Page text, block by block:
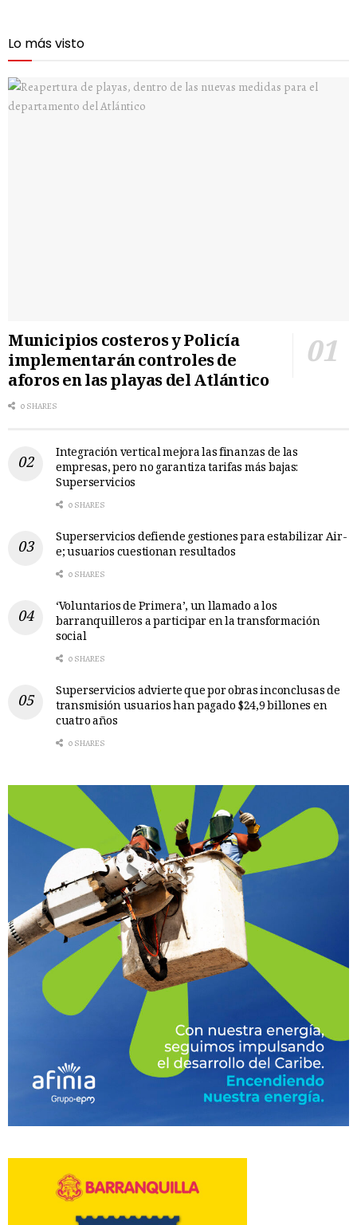
Lo más visto
Municipios costeros y Policía
implementarán controles de
aforos en las playas del Atlántico
0 SHARES
Integración vertical mejora las finanzas de las
empresas, pero no garantiza tarifas más bajas:
Superservicios
0 SHARES
Superservicios defiende gestiones para estabilizar Air-
e; usuarios cuestionan resultados
0 SHARES
‘Voluntarios de Primera’, un llamado a los
barranquilleros a participar en la transformación
social
0 SHARES
Superservicios advierte que por obras inconclusas de
transmisión usuarios han pagado $24,9 billones en
cuatro años
0 SHARES